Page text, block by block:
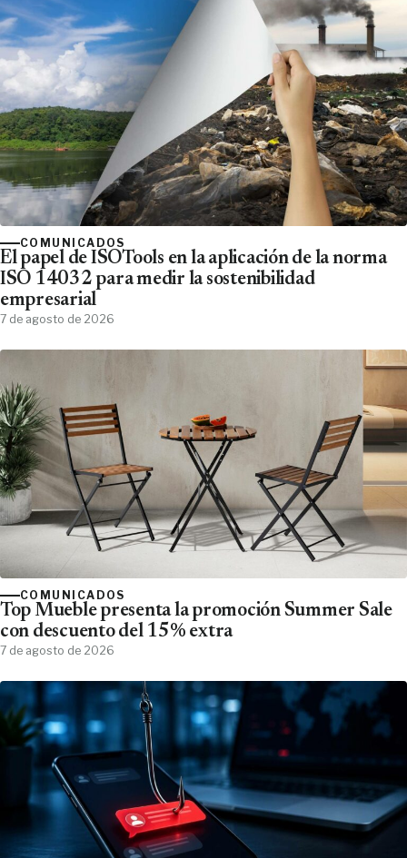
COMUNICADOS
El papel de ISOTools en la aplicación de la norma
ISO 14032 para medir la sostenibilidad
empresarial
7 de agosto de 2026
COMUNICADOS
Top Mueble presenta la promoción Summer Sale
con descuento del 15% extra
7 de agosto de 2026